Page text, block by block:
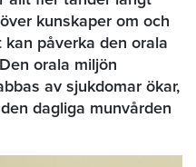
kunskaper om och
påverka den orala
orala miljön
av sjukdomar ökar,
dagliga munvården